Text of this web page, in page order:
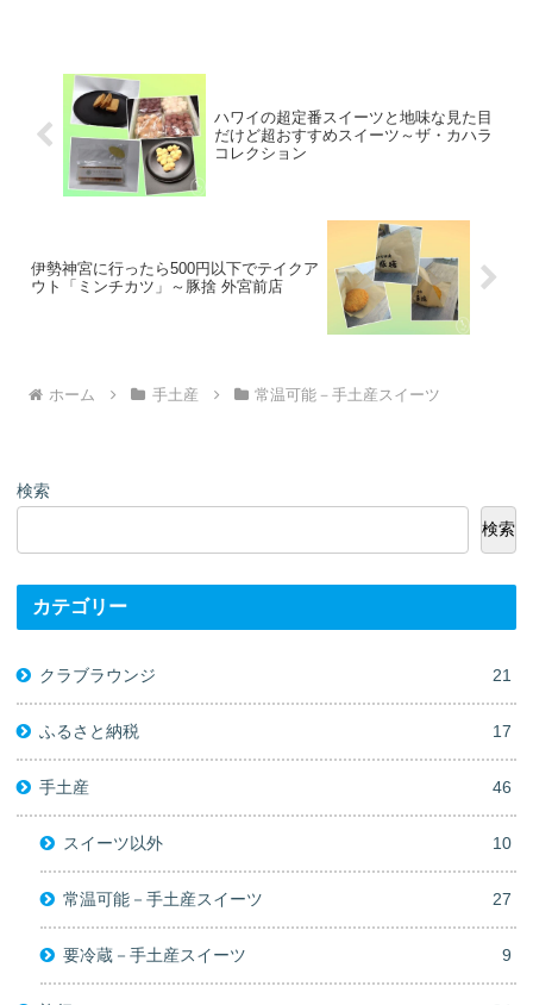
ハワイの超定番スイーツと地味な見た目
だけど超おすすめスイーツ～ザ・カハラ
コレクション
伊勢神宮に行ったら500円以下でテイクア
ウト「ミンチカツ」～豚捨 外宮前店
ホーム 手土産 常温可能－手土産スイーツ
検索
検索
カテゴリー
クラブラウンジ 21
ふるさと納税 17
手土産 46
スイーツ以外 10
常温可能－手土産スイーツ 27
要冷蔵－手土産スイーツ 9